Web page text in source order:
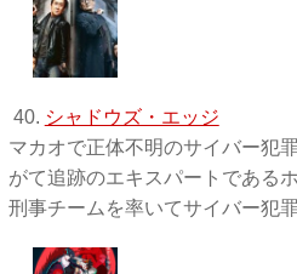
40. シャドウズ・エッジ
マカオで正体不明のサイバー犯
がて追跡のエキスパートである
刑事チームを率いてサイバー犯